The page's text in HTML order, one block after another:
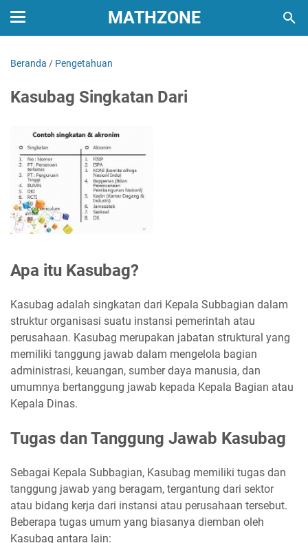
MATHZONE
Beranda / Pengetahuan
Kasubag Singkatan Dari
Apa itu Kasubag?
Kasubag adalah singkatan dari Kepala Subbagian dalam
struktur organisasi suatu instansi pemerintah atau
perusahaan. Kasubag merupakan jabatan struktural yang
memiliki tanggung jawab dalam mengelola bagian
administrasi, keuangan, sumber daya manusia, dan
umumnya bertanggung jawab kepada Kepala Bagian atau
Kepala Dinas.
Tugas dan Tanggung Jawab Kasubag
Sebagai Kepala Subbagian, Kasubag memiliki tugas dan
tanggung jawab yang beragam, tergantung dari sektor
atau bidang kerja dari instansi atau perusahaan tersebut.
Beberapa tugas umum yang biasanya diemban oleh
Kasubag antara lain: